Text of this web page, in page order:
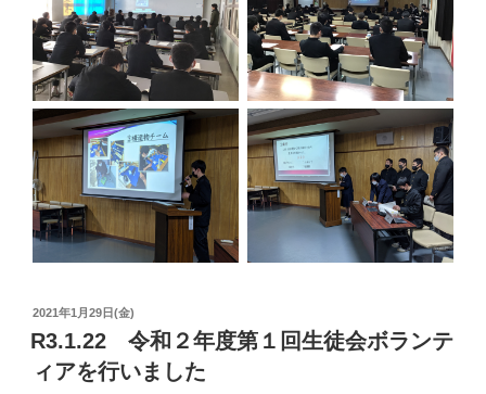
投
稿
日:
2021年1月29日(金)
R3.1.22 令和２年度第１回生徒会ボランテ
ィアを行いました